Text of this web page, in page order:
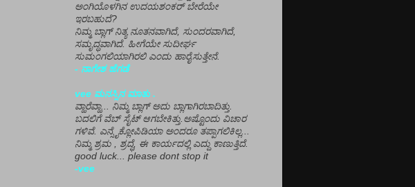
ಅಂಗಿಯೊಳಗಿನ ಉದಯಶಂಕರ್ ಬೇರೆಯೇ
ಇರಬಹುದೆ?
ನಿಮ್ಮ ಬ್ಲಾಗ್ ನಿತ್ಯ ನೂತನವಾಗಿದೆ, ಸುಂದರವಾಗಿದೆ,
ಸಮೃದ್ಧವಾಗಿದೆ. ಹೀಗೆಯೇ ಸುದೀರ್ಘ
ಸುಮಂಗಲಿಯಾಗಿರಲಿ ಎಂದು ಹಾರೈಸುತ್ತೇನೆ.
- ನಾಗೇಶ ಹೆಗಡೆ
vee ಮನಸ್ಸಿನ ಮಾತು .
ವ್ಹಾರೆವ್ಹಾ... ನಿಮ್ಮ ಬ್ಲಾಗ್ ಅದು ಬ್ಲಾಗಾಗಿರಬಾದಿತ್ತು.
ಬದಲಿಗೆ ವೆಬ್ ಸೈಟ್ ಆಗಬೇಕಿತ್ತು.ಅಷ್ಟೊಂದು ವಿಚಾರ
ಗಳಿವೆ. ಎನ್ಸೈಕ್ಲೋಪಿಡಿಯಾ ಅಂದರೂ ತಪ್ಪಾಗಲಿಕಿಲ್ಲ...
ನಿಮ್ಮ ಶ್ರಮ , ಶ್ರದ್ಧೆ, ಈ ಕಾರ್ಯದಲ್ಲಿ ಎದ್ದು ಕಾಣುತ್ತಿದೆ.
good luck... please dont stop it
-vee